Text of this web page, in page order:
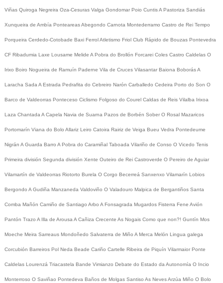
Viñas Quiroga Negreira Oza-Cesuras Valga Gondomar Poio CuntisA Pastoriza Sandiás
Xunqueira de Ambía PonteareasAbegondo Carnota Montederramo Castro de Rei Tempo
Porqueira Cerdedo-Cotobade Baxi FerrolAtletismo Friol Club Rápido de Bouzas Pontevedra
CF Ribadumia Laxe Lousame Melide A Pobra do Brollón Forcarei Coles Castro Caldelas O
Irixo Boiro Nogueira de Ramuín Paderne Vila de Cruces Vilasantar Baiona BoborásA
Laracha Sada A Estrada Pedrafita do Cebreiro Narón Carballedo Cedeira Porto do Son O
Barco de Valdeorras Ponteceso Ciclismo Folgoso do Courel Caldas de Reis Vilalba Irixoa
Laza Chantada A Capela Navia de Suarna Pazos de Borbén Sober O Rosal Mazaricos
Portomarín Viana do Bolo Allariz Leiro Catoira Rairiz de Veiga Bueu Vedra Pontedeume
Nigrán A Guarda Barro A Pobra do Caramiñal Taboada Vilariño de Conso O Vicedo Tenis
Primeira división Segunda división Xente Outeiro de Rei Castroverde O Pereiro de Aguiar
Vilamartín de Valdeorras Riotorto Burela O Corgo Becerreá Sanxenxo Vilamarín Lobios
Bergondo A Gudiña Manzaneda Valdoviño O Valadouro Malpica de Bergantiños Santa
Comba Mañón Camiño de Santiago Arbo A Fonsagrada Mugardos Fisterra Fene Avión
Pantón Trazo A Illa de Arousa A Cañiza Crecente As Nogais Como que non?! Guntín Mos
Moeche Meira Sarreaus Mondoñedo Salvaterra de Miño A Merca Melón Lingua galega
Corcubión Barreiros Pol Neda Beade Cariño Cartelle Ribeira de Piquín Vilarmaior Ponte
Caldelas Lourenzá Triacastela Bande Vimianzo Debate do Estado da Autonomía O Incio
Monterroso O Saviñao Pontedeva Baños de Molgas Santiso As NevesArzúa Miño O Bolo